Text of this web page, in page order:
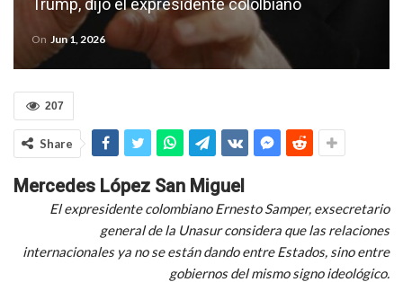
On Jun 1, 2026
207
Share
Mercedes López San Miguel
El expresidente colombiano Ernesto Samper, exsecretario
general de la Unasur considera que las relaciones
internacionales ya no se están dando entre Estados, sino entre
gobiernos del mismo signo ideológico.